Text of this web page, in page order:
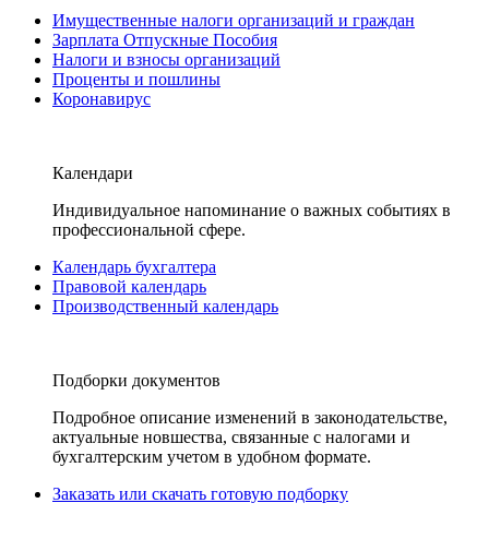
Имущественные налоги организаций и граждан
Зарплата Отпускные Пособия
Налоги и взносы организаций
Проценты и пошлины
Коронавирус
Календари
Индивидуальное напоминание о важных событиях в
профессиональной сфере.
Календарь бухгалтера
Правовой календарь
Производственный календарь
Подборки документов
Подробное описание изменений в законодательстве,
актуальные новшества, связанные с налогами и
бухгалтерским учетом в удобном формате.
Заказать или скачать готовую подборку